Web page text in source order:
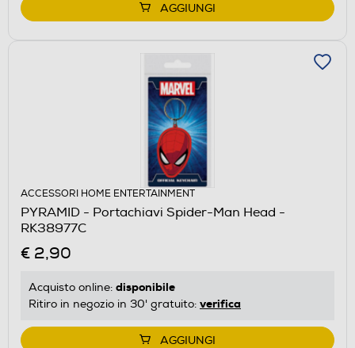
AGGIUNGI
ACCESSORI HOME ENTERTAINMENT
PYRAMID - Portachiavi Spider-Man Head -
RK38977C
€ 2,90
Acquisto online: disponibile
Ritiro in negozio in 30' gratuito: verifica
AGGIUNGI